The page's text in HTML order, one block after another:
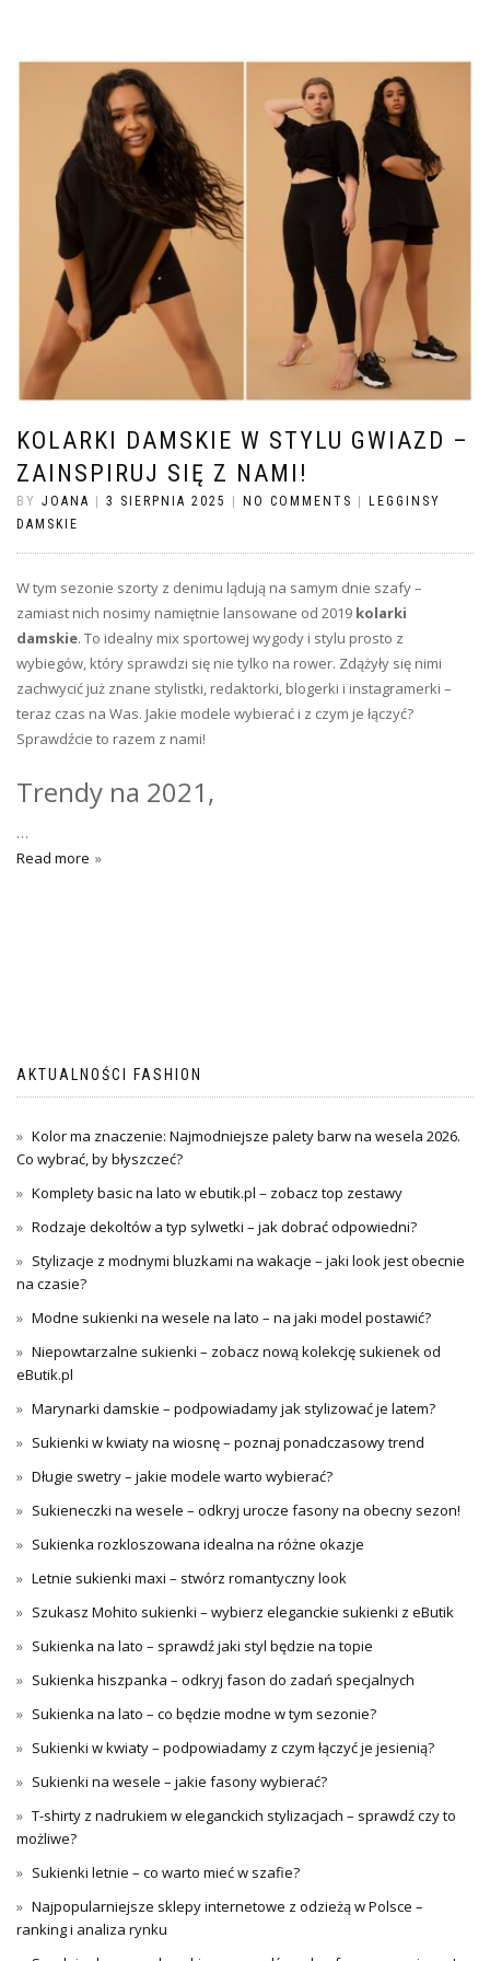
KOLARKI DAMSKIE W STYLU GWIAZD –
ZAINSPIRUJ SIĘ Z NAMI!
BY JOANA | 3 SIERPNIA 2025 | NO COMMENTS | LEGGINSY
DAMSKIE
W tym sezonie szorty z denimu lądują na samym dnie szafy –
zamiast nich nosimy namiętnie lansowane od 2019 kolarki
damskie. To idealny mix sportowej wygody i stylu prosto z
wybiegów, który sprawdzi się nie tylko na rower. Zdążyły się nimi
zachwycić już znane stylistki, redaktorki, blogerki i instagramerki –
teraz czas na Was. Jakie modele wybierać i z czym je łączyć?
Sprawdźcie to razem z nami!
Trendy na 2021,
…
Read more
AKTUALNOŚCI FASHION
Kolor ma znaczenie: Najmodniejsze palety barw na wesela 2026.
Co wybrać, by błyszczeć?
Komplety basic na lato w ebutik.pl – zobacz top zestawy
Rodzaje dekoltów a typ sylwetki – jak dobrać odpowiedni?
Stylizacje z modnymi bluzkami na wakacje – jaki look jest obecnie
na czasie?
Modne sukienki na wesele na lato – na jaki model postawić?
Niepowtarzalne sukienki – zobacz nową kolekcję sukienek od
eButik.pl
Marynarki damskie – podpowiadamy jak stylizować je latem?
Sukienki w kwiaty na wiosnę – poznaj ponadczasowy trend
Długie swetry – jakie modele warto wybierać?
Sukieneczki na wesele – odkryj urocze fasony na obecny sezon!
Sukienka rozkloszowana idealna na różne okazje
Letnie sukienki maxi – stwórz romantyczny look
Szukasz Mohito sukienki – wybierz eleganckie sukienki z eButik
Sukienka na lato – sprawdź jaki styl będzie na topie
Sukienka hiszpanka – odkryj fason do zadań specjalnych
Sukienka na lato – co będzie modne w tym sezonie?
Sukienki w kwiaty – podpowiadamy z czym łączyć je jesienią?
Sukienki na wesele – jakie fasony wybierać?
T-shirty z nadrukiem w eleganckich stylizacjach – sprawdź czy to
możliwe?
Sukienki letnie – co warto mieć w szafie?
Najpopularniejsze sklepy internetowe z odzieżą w Polsce –
ranking i analiza rynku